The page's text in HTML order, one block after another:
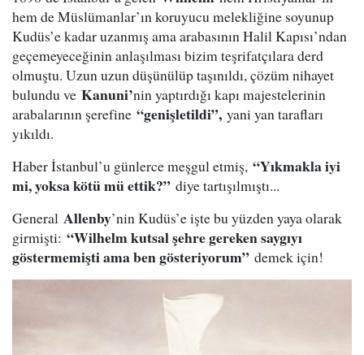
hem de Müslümanlar’ın koruyucu melekliğine soyunup
Kudüs’e kadar uzanmış ama arabasının Halil Kapısı’ndan
geçemeyeceğinin anlaşılması bizim teşrifatçılara derd
olmuştu. Uzun uzun düşünülüp taşınıldı, çözüm nihayet
bulundu ve Kanuni’nin yaptırdığı kapı majestelerinin
arabalarının şerefine “genişletildi”, yani yan tarafları
yıkıldı.
Haber İstanbul’u günlerce meşgul etmiş, “Yıkmakla iyi
mi, yoksa kötü mü ettik?” diye tartışılmıştı...
General Allenby’nin Kudüs’e işte bu yüzden yaya olarak
girmişti: “Wilhelm kutsal şehre gereken saygıyı
göstermemişti ama ben gösteriyorum” demek için!